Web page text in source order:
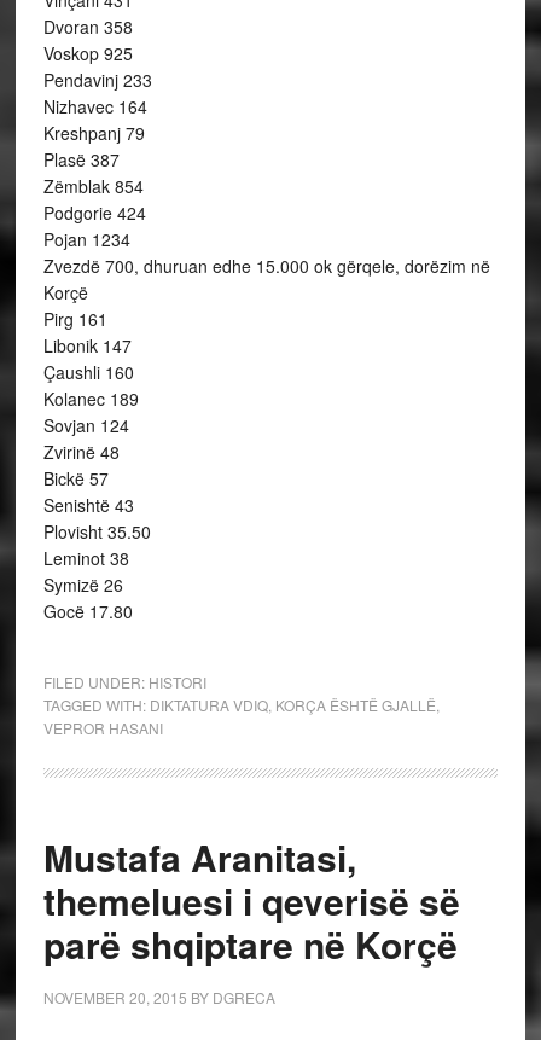
Dvoran 358
Voskop 925
Pendavinj 233
Nizhavec 164
Kreshpanj 79
Plasë 387
Zëmblak 854
Podgorie 424
Pojan 1234
Zvezdë 700, dhuruan edhe 15.000 ok gërqele, dorëzim në
Korçë
Pirg 161
Libonik 147
Çaushli 160
Kolanec 189
Sovjan 124
Zvirinë 48
Bickë 57
Senishtë 43
Plovisht 35.50
Leminot 38
Symizë 26
Gocë 17.80
FILED UNDER: HISTORI
TAGGED WITH: DIKTATURA VDIQ, KORÇA ËSHTË GJALLË
VEPROR HASANI
Mustafa Aranitasi,
themeluesi i qeverisë së
parë shqiptare në Korçë
NOVEMBER 20, 2015 BY DGRECA